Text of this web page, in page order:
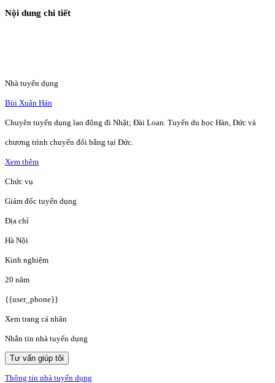
Nội dung chi tiết
Nhà tuyển dụng
Bùi Xuân Hán
Chuyên tuyển dụng lao động đi Nhật; Đài Loan. Tuyển du học Hàn, Đức và
chương trình chuyển đổi bằng tại Đức.
Xem thêm
Chức vụ
Giám đốc tuyển dụng
Địa chỉ
Hà Nội
Kinh nghiệm
20 năm
{{user_phone}}
Xem trang cá nhân
Nhắn tin nhà tuyển dụng
Tư vấn giúp tôi
Thông tin nhà tuyển dụng